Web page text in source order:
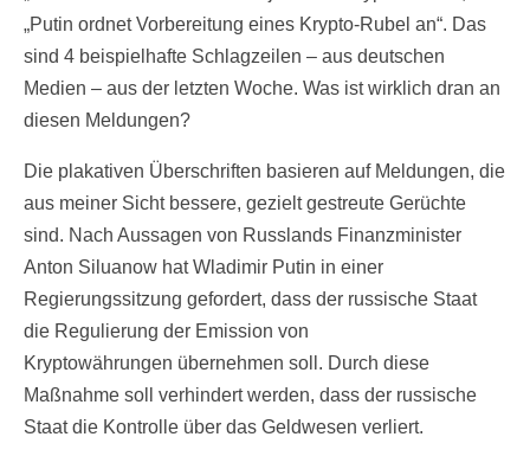
„Putin ordnet Vorbereitung eines Krypto-Rubel an“. Das
sind 4 beispielhafte Schlagzeilen – aus deutschen
Medien – aus der letzten Woche. Was ist wirklich dran an
diesen Meldungen?
Die plakativen Überschriften basieren auf Meldungen, die
aus meiner Sicht bessere, gezielt gestreute Gerüchte
sind. Nach Aussagen von Russlands Finanzminister
Anton Siluanow hat Wladimir Putin in einer
Regierungssitzung gefordert, dass der russische Staat
die Regulierung der Emission von
Kryptowährungen übernehmen soll. Durch diese
Maßnahme soll verhindert werden, dass der russische
Staat die Kontrolle über das Geldwesen verliert.